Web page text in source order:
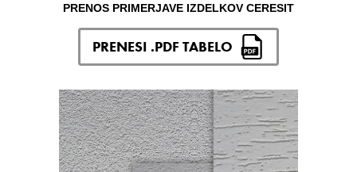
PRENOS PRIMERJAVE IZDELKOV CERESIT
PRENESI .PDF TABELO